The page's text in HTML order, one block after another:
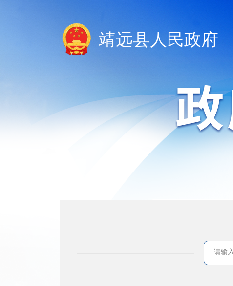
靖远县人民政府